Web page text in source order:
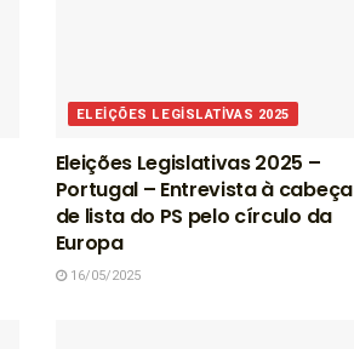
ELEIÇÕES LEGISLATIVAS 2025
Eleições Legislativas 2025 –
Portugal – Entrevista à cabeça
de lista do PS pelo círculo da
Europa
16/05/2025